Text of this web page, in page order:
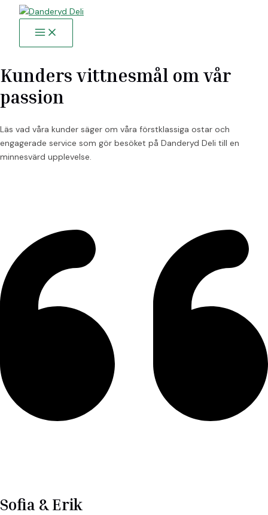
Hoppa
Menu
Kunders vittnesmål om vår
passion
Läs vad våra kunder säger om våra förstklassiga ostar och
engagerade service som gör besöket på Danderyd Deli till en
minnesvärd upplevelse.
Sofia & Erik